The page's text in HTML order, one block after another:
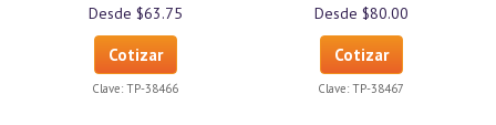
Desde $63.75
Cotizar
Clave: TP-38466
Desde $80.00
Cotizar
Clave: TP-38467